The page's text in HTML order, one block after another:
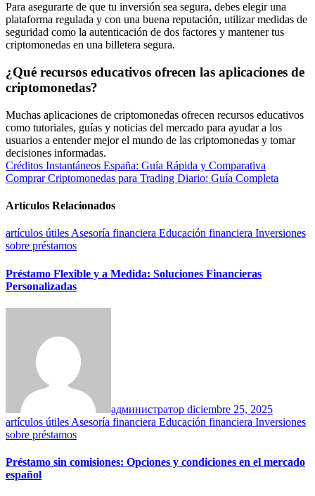
Para asegurarte de que tu inversión sea segura, debes elegir una
plataforma regulada y con una buena reputación, utilizar medidas de
seguridad como la autenticación de dos factores y mantener tus
criptomonedas en una billetera segura.
¿Qué recursos educativos ofrecen las aplicaciones de
criptomonedas?
Muchas aplicaciones de criptomonedas ofrecen recursos educativos
como tutoriales, guías y noticias del mercado para ayudar a los
usuarios a entender mejor el mundo de las criptomonedas y tomar
decisiones informadas.
Navegación
de
entradas
Créditos Instantáneos España: Guía Rápida y Comparativa
Comprar Criptomonedas para Trading Diario: Guía Completa
Artículos Relacionados
artículos útilesAsesoría financiera Educación financiera Inversiones
sobre préstamos
Préstamo Flexible y a Medida: Soluciones Financieras
Personalizadas
администратор diciembre 25, 2025
artículos útiles Asesoría financiera Educación financiera Inversiones
sobre préstamos
Préstamo sin comisiones: Opciones y condiciones en el mercado
español